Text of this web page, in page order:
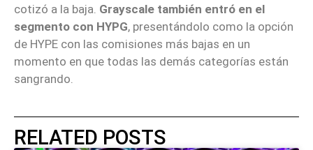
cotizó a la baja. Grayscale también entró en el
segmento con HYPG, presentándolo como la opción
de HYPE con las comisiones más bajas en un
momento en que todas las demás categorías están
sangrando.
RELATED POSTS